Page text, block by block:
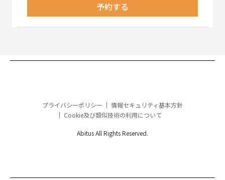
予約する
プライバシーポリシー
情報セキュリティ基本方針
Cookie及び類似技術の利用について
Abitus All Rights Reserved.